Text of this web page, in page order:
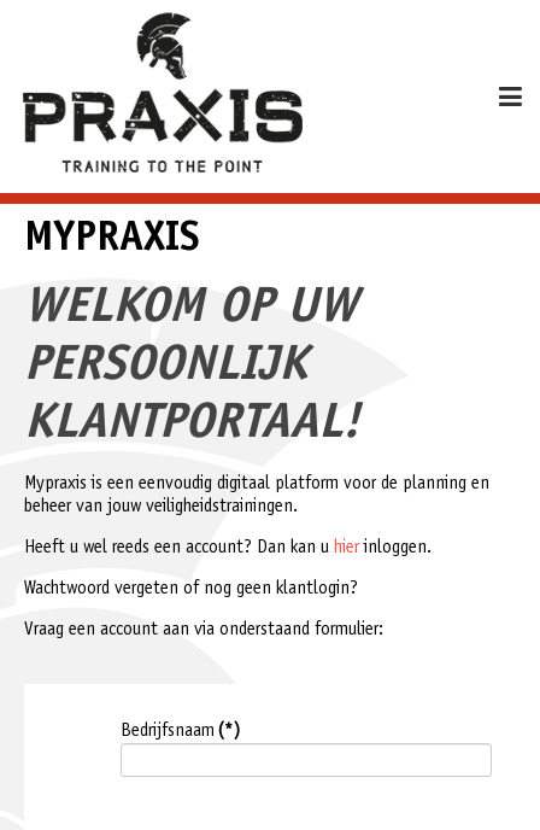
MYPRAXIS
WELKOM OP UW
PERSOONLIJK
KLANTPORTAAL!
Mypraxis is een eenvoudig digitaal platform voor de planning en
beheer van jouw veiligheidstrainingen.
Heeft u wel reeds een account? Dan kan u hierinloggen.
Wachtwoord vergeten of nog geen klantlogin?
Vraag een account aan via onderstaand formulier:
Bedrijfsnaam (*)